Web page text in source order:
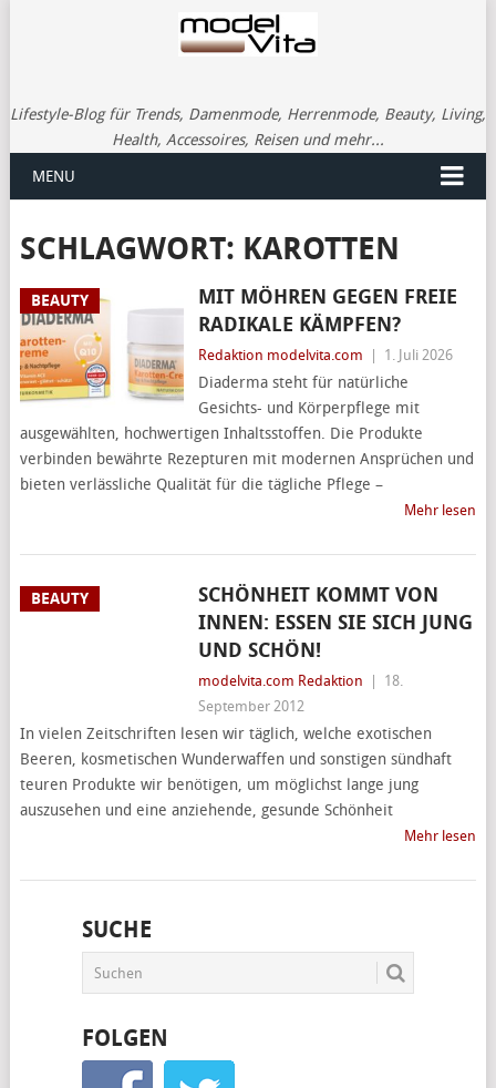
Lifestyle-Blog für Trends, Damenmode, Herrenmode, Beauty, Living,
Health, Accessoires, Reisen und mehr...
MENU
SCHLAGWORT: KAROTTEN
BEAUTY
MIT MÖHREN GEGEN FREIE
RADIKALE KÄMPFEN?
Redaktion modelvita.com 1. Juli 2026
Diaderma steht für natürliche
Gesichts- und Körperpflege mit
ausgewählten, hochwertigen Inhaltsstoffen. Die Produkte
verbinden bewährte Rezepturen mit modernen Ansprüchen und
bieten verlässliche Qualität für die tägliche Pflege –
Mehr lesen
BEAUTY
SCHÖNHEIT KOMMT VON
INNEN: ESSEN SIE SICH JUNG
UND SCHÖN!
modelvita.com Redaktion
18.
September 2012
In vielen Zeitschriften lesen wir täglich, welche exotischen
Beeren, kosmetischen Wunderwaffen und sonstigen sündhaft
teuren Produkte wir benötigen, um möglichst lange jung
auszusehen und eine anziehende, gesunde Schönheit
Mehr lesen
SUCHE
FOLGEN